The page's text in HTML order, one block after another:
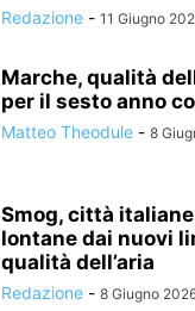
Redazione - 11 Giugno
Marche, qualità
per il sesto anno
Matteo Theodule - 8
Smog, città
lontane dai nuovi
qualità dell’aria
Redazione - 8 Giugno